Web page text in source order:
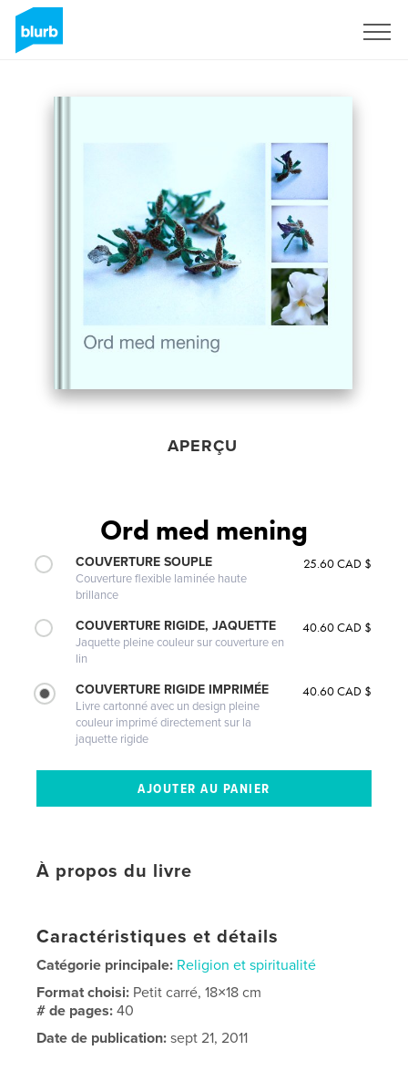
APERÇU
Ord med mening
COUVERTURE SOUPLE
Couverture flexible laminée haute
brillance
25.60 CAD $
COUVERTURE RIGIDE, JAQUETTE
Jaquette pleine couleur sur couverture en
lin
40.60 CAD $
COUVERTURE RIGIDE IMPRIMÉE
Livre cartonné avec un design pleine
couleur imprimé directement sur la
jaquette rigide
40.60 CAD $
À propos du livre
Caractéristiques et détails
Catégorie principale: Religion et spiritualité
Format choisi: Petit carré, 18×18 cm
# de pages:40
Date de publication: sept 21, 2011